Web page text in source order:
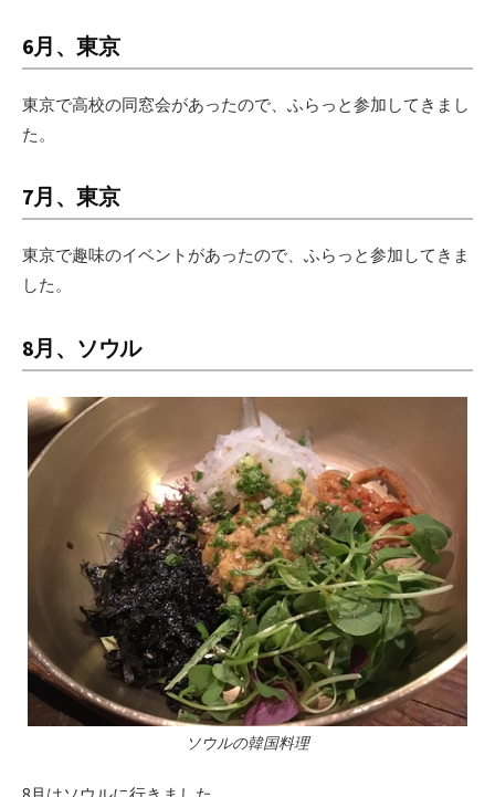
6月、東京
東京で高校の同窓会があったので、ふらっと参加してきまし
た。
7月、東京
東京で趣味のイベントがあったので、ふらっと参加してきま
した。
8月、ソウル
ソウルの韓国料理